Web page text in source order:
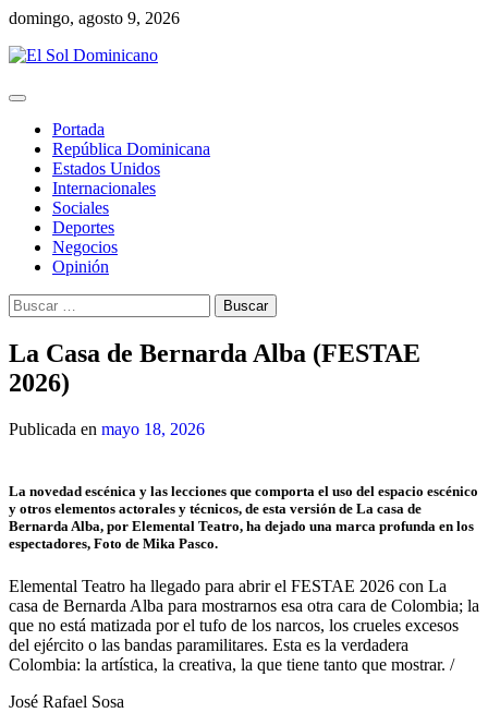
Skip
content
domingo, agosto 9, 2026
Portada
República Dominicana
Estados Unidos
Internacionales
Sociales
Deportes
Negocios
Opinión
Buscar:
La Casa de Bernarda Alba (FESTAE
2026)
Publicada en mayo 18, 2026
La novedad escénica y las lecciones que comporta el uso del espacio escénico
y otros elementos actorales y técnicos, de esta versión de La casa de
Bernarda Alba, por Elemental Teatro, ha dejado una marca profunda en los
espectadores, Foto de Mika Pasco.
Elemental Teatro ha llegado para abrir el FESTAE 2026 con La
casa de Bernarda Alba para mostrarnos esa otra cara de Colombia; la
que no está matizada por el tufo de los narcos, los crueles excesos
del ejército o las bandas paramilitares. Esta es la verdadera
Colombia: la artística, la creativa, la que tiene tanto que mostrar. /
José Rafael Sosa